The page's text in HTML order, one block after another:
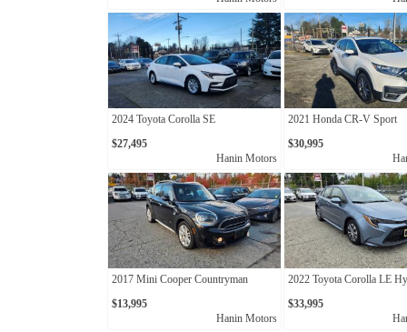
2024 Toyota Corolla SE
$27,495
Hanin Motors
2021 Honda CR-V Sport
$30,995
2017 Mini Cooper Countryman
$13,995
Hanin Motors
2022 Toyota Corolla LE
$33,995